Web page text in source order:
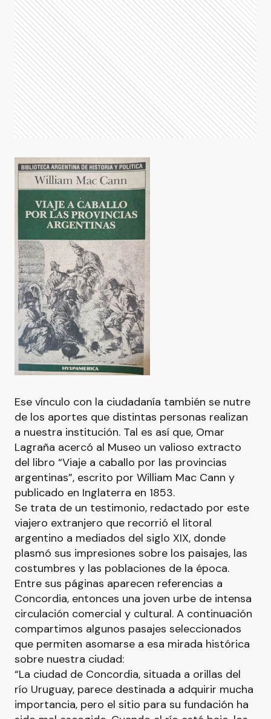
Ese vínculo con la ciudadanía también se nutre
de los aportes que distintas personas realizan
a nuestra institución. Tal es así que, Omar
Lagraña acercó al Museo un valioso extracto
del libro “Viaje a caballo por las provincias
argentinas”, escrito por William Mac Cann y
publicado en Inglaterra en 1853.
Se trata de un testimonio, redactado por este
viajero extranjero que recorrió el litoral
argentino a mediados del siglo XIX, donde
plasmó sus impresiones sobre los paisajes, las
costumbres y las poblaciones de la época.
Entre sus páginas aparecen referencias a
Concordia, entonces una joven urbe de intensa
circulación comercial y cultural. A continuación
compartimos algunos pasajes seleccionados
que permiten asomarse a esa mirada histórica
sobre nuestra ciudad:
“La ciudad de Concordia, situada a orillas del
río Uruguay, parece destinada a adquirir mucha
importancia, pero el sitio para su fundación ha